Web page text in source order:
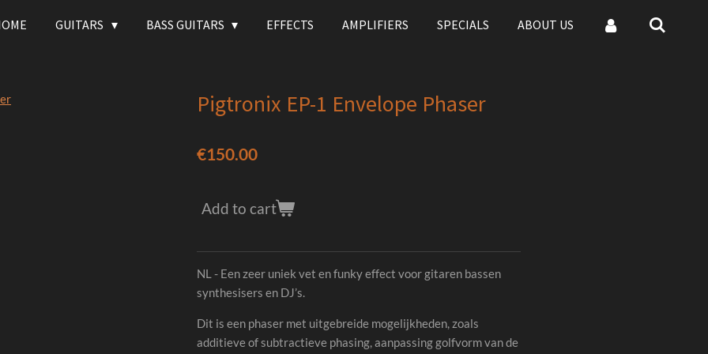
GUITARS BASS GUITARS EFFECTS AMPLIFIERS SPECIALS ABOUT US
Pigtronix EP-1 Envelope Phaser
€150.00
Add to cart
NL - Een zeer uniek vet en funky effect voor gitaren bassen
synthesisers en DJ’s.
Dit is een phaser met uitgebreide mogelijkheden, zoals
additieve of subtractieve phasing, aanpassing golfvorm van de